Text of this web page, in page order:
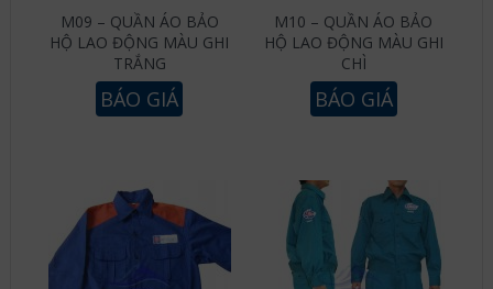
M09 – QUẦN ÁO BẢO
HỘ LAO ĐỘNG MÀU GHI
TRẮNG
BÁO GIÁ
M10 – QUẦN ÁO BẢO
HỘ LAO ĐỘNG MÀU GHI
CHÌ
BÁO GIÁ